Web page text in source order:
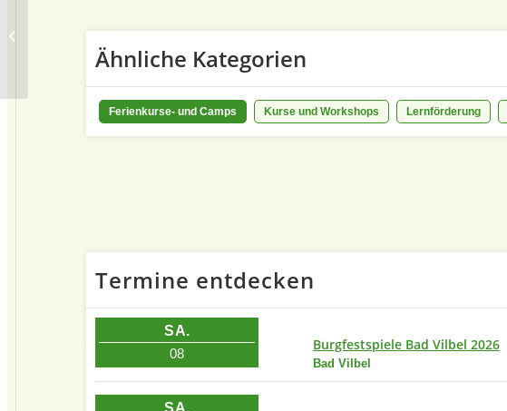
Ähnliche Kategorien
Ferienkurse- und Camps Kurse und Workshops Lernförderung
Termine entdecken
SA.
08
Burgfestspiele Bad Vilbel 2026
Bad Vilbel
SA.
Informationszentrum